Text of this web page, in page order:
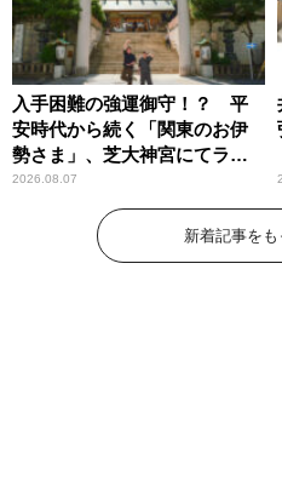
入手困難の強運御守！？ 平
安時代から続く「関東のお伊
勢さま」、芝大神宮にてラン
パンプスが合格祈願！
2026.08.07
新着記事を